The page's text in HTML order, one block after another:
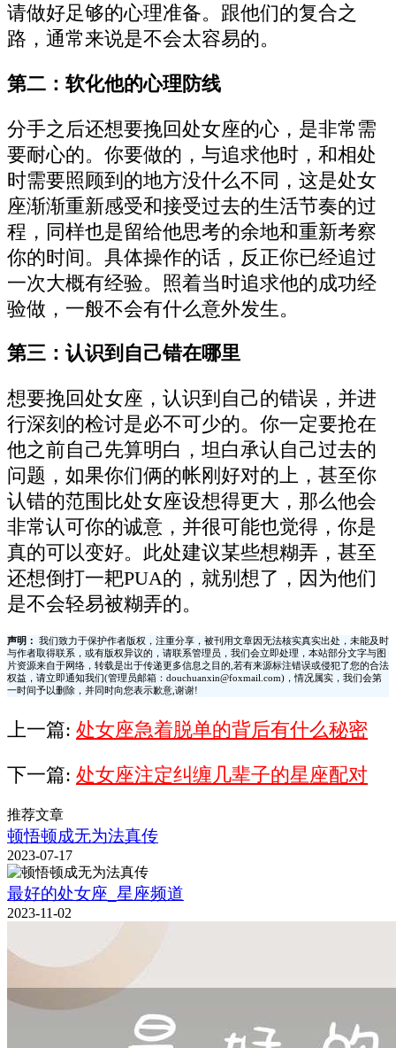
请做好足够的心理准备。跟他们的复合之
路，通常来说是不会太容易的。
第二：软化他的心理防线
分手之后还想要挽回处女座的心，是非常需
要耐心的。你要做的，与追求他时，和相处
时需要照顾到的地方没什么不同，这是处女
座渐渐重新感受和接受过去的生活节奏的过
程，同样也是留给他思考的余地和重新考察
你的时间。具体操作的话，反正你已经追过
一次大概有经验。照着当时追求他的成功经
验做，一般不会有什么意外发生。
第三：认识到自己错在哪里
想要挽回处女座，认识到自己的错误，并进
行深刻的检讨是必不可少的。你一定要抢在
他之前自己先算明白，坦白承认自己过去的
问题，如果你们俩的帐刚好对的上，甚至你
认错的范围比处女座设想得更大，那么他会
非常认可你的诚意，并很可能也觉得，你是
真的可以变好。此处建议某些想糊弄，甚至
还想倒打一耙PUA的，就别想了，因为他们
是不会轻易被糊弄的。
声明：
我们致力于保护作者版权，注重分享，被刊用文章因无法核实真实出处，未能及时
与作者取得联系，或有版权异议的，请联系管理员，我们会立即处理，本站部分文字与图
片资源来自于网络，转载是出于传递更多信息之目的,若有来源标注错误或侵犯了您的合法
权益，请立即通知我们(管理员邮箱：douchuanxin@foxmail.com)，情况属实，我们会第
一时间予以删除，并同时向您表示歉意,谢谢!
上一篇: 处女座急着脱单的背后有什么秘密
下一篇: 处女座注定纠缠几辈子的星座配对
推荐文章
顿悟顿成无为法真传
2023-07-17
最好的处女座_星座频道
2023-11-02